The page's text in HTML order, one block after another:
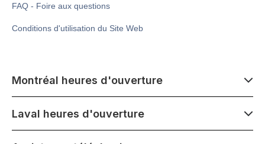
FAQ - Foire aux questions
Conditions d'utilisation du Site Web
Montréal heures d'ouverture
Lundi - Samedi
Laval heures d'ouverture